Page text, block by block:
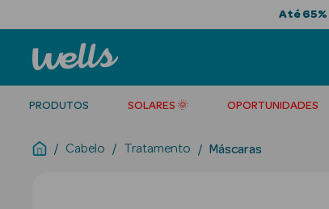
Até 65%
PRODUTOS SOLARES 🌞 OPORTUNIDADES
Cabelo Tratamento Máscaras